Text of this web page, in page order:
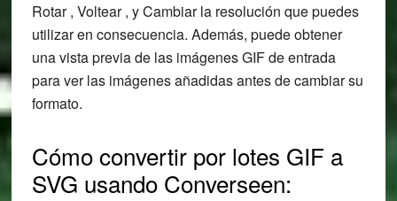
Rotar , Voltear , y Cambiar la resolución que puedes
utilizar en consecuencia. Además, puede obtener
una vista previa de las imágenes GIF de entrada
para ver las imágenes añadidas antes de cambiar su
formato.
Cómo convertir por lotes GIF a
SVG usando Converseen: